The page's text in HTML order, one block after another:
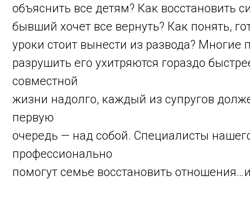
объяснить все детям? Как восстановить
бывший хочет все вернуть? Как понять,
уроки стоит вынести из развода? Многие
разрушить его ухитряются гораздо
совместной
жизни надолго, каждый из супругов
первую
очередь — над собой. Специалисты
профессионально
помогут семье восстановить